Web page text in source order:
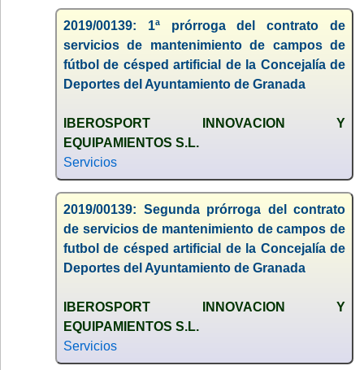
2019/00139: 1ª prórroga del contrato de
servicios de mantenimiento de campos de
fútbol de césped artificial de la Concejalía de
Deportes del Ayuntamiento de Granada
IBEROSPORT INNOVACION Y
EQUIPAMIENTOS S.L.
Servicios
2019/00139: Segunda prórroga del contrato
de servicios de mantenimiento de campos de
futbol de césped artificial de la Concejalía de
Deportes del Ayuntamiento de Granada
IBEROSPORT INNOVACION Y
EQUIPAMIENTOS S.L.
Servicios